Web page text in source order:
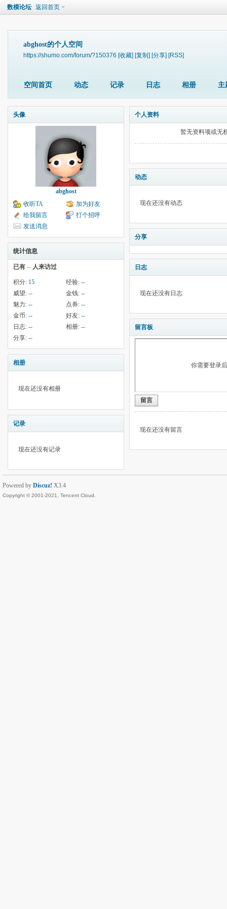
数模论坛 返回首页
abghost的个人空间
https://shumo.com/forum/?150376 [收藏] [复制] [分享] [RSS]
空间首页 动态 记录 日志 相册 主
头像
abghost
收听TA
加为好友
给我留言
打个招呼
发送消息
统计信息
已有 -- 人来访过
积分: 15 经验: --
威望: -- 金钱: --
魅力: -- 点券: --
金币: -- 好友: --
日志: -- 相册: --
分享: --
相册
现在还没有相册
记录
现在还没有记录
个人资料
暂无资料项或无
动态
现在还没有动态
分享
日志
现在还没有日志
留言板
你需要登录
留言
现在还没有留言
Powered by Discuz! X3.4
Copyright © 2001-2021, Tencent Cloud.